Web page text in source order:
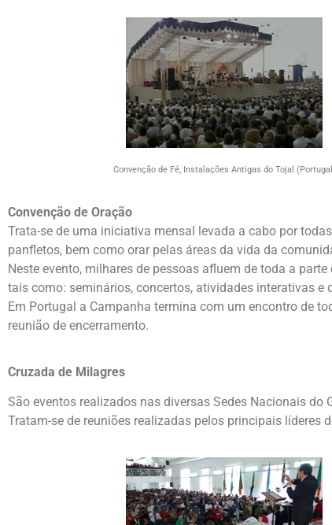
Convenção de Fé, Instalações Antigas do Tojal
Convenção de Oração
Trata-se de uma iniciativa mensal levada a cabo por
panfletos, bem como orar pelas áreas da vida da
Neste evento, milhares de pessoas afluem de toda a
tais como: seminários, concertos, atividades interativas e
Em Portugal a Campanha termina com um encontro de
reunião de encerramento.
Cruzada de Milagres
São eventos realizados nas diversas Sedes Nacionais
Tratam-se de reuniões realizadas pelos principais líderes